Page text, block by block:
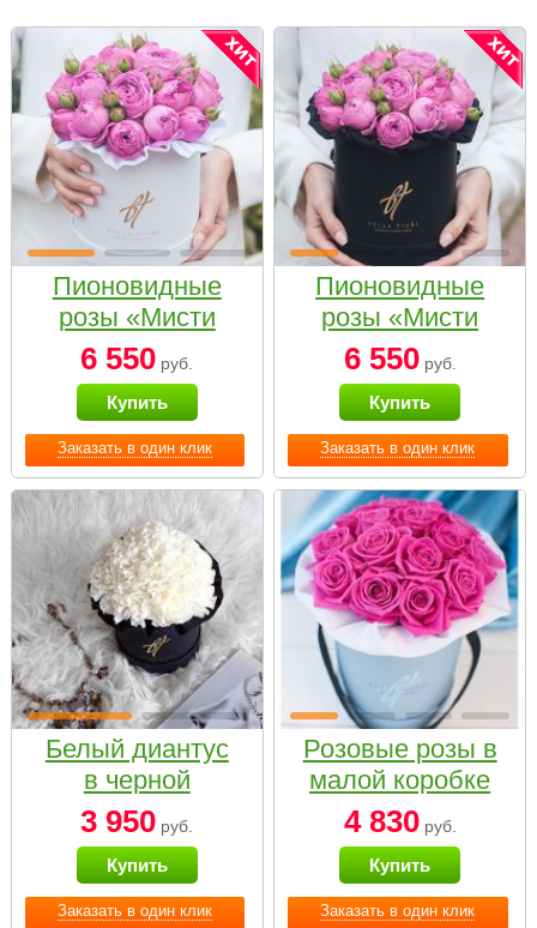
Заказать в один клик
Пионовидные
розы «Мисти
бабблс» в белой
коробке Small
6 550 руб.
Купить
Заказать в один клик
Пионовидные
розы «Мисти
бабблс» в
черной коробке
Small
6 550руб.
Купить
Заказать в один клик
Белый диантус
в черной
коробке Small
3 950 руб.
Купить
Заказать в один клик
Розовые розы в
малой коробке
4 830руб.
Купить